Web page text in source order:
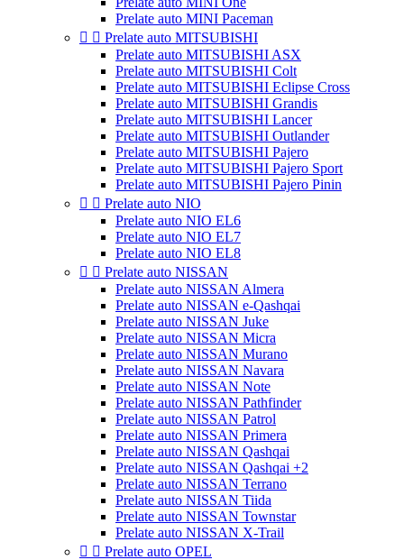
Prelate auto MINI Paceman
  Prelate auto MITSUBISHI
Prelate auto MITSUBISHI ASX
Prelate auto MITSUBISHI Colt
Prelate auto MITSUBISHI Eclipse Cross
Prelate auto MITSUBISHI Grandis
Prelate auto MITSUBISHI Lancer
Prelate auto MITSUBISHI Outlander
Prelate auto MITSUBISHI Pajero
Prelate auto MITSUBISHI Pajero Sport
Prelate auto MITSUBISHI Pajero Pinin
  Prelate auto NIO
Prelate auto NIO EL6
Prelate auto NIO EL7
Prelate auto NIO EL8
  Prelate auto NISSAN
Prelate auto NISSAN Almera
Prelate auto NISSAN e-Qashqai
Prelate auto NISSAN Juke
Prelate auto NISSAN Micra
Prelate auto NISSAN Murano
Prelate auto NISSAN Navara
Prelate auto NISSAN Note
Prelate auto NISSAN Pathfinder
Prelate auto NISSAN Patrol
Prelate auto NISSAN Primera
Prelate auto NISSAN Qashqai
Prelate auto NISSAN Qashqai +2
Prelate auto NISSAN Terrano
Prelate auto NISSAN Tiida
Prelate auto NISSAN Townstar
Prelate auto NISSAN X-Trail
  Prelate auto OPEL